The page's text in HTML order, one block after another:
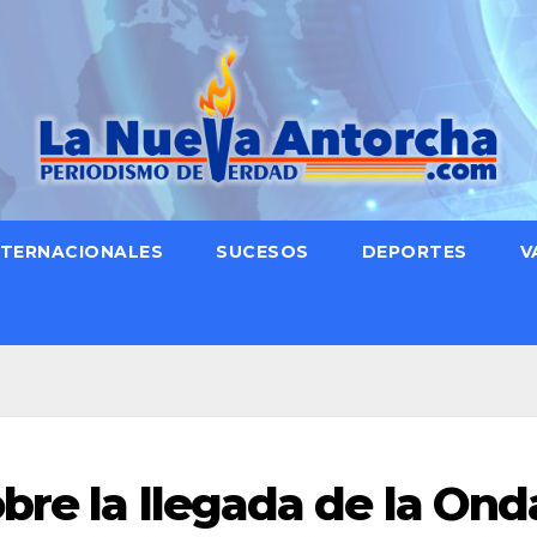
SUCESOS DEPORTES
la llegada de la